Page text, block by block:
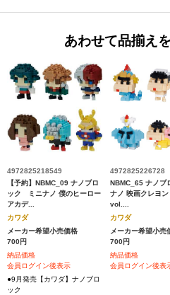
あわせて品揃え
4972825218549
【予約】NBMC_09 ナノブロ
ック ミニナノ 僕のヒーロー
アカデ...
カワダ
メーカー希望小売価格
700円
納品価格
会員ログイン後表示
●9月発売【カワダ】ナノブロ
ック
4972825226728
NBMC_65 ナノブ
ナノ 映画クレヨ
vol....
カワダ
メーカー希望小売
700円
納品価格
会員ログイン後表